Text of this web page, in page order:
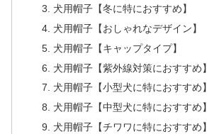
犬用帽子【冬に特におすすめ】
犬用帽子【おしゃれなデザイン】
犬用帽子【キャップタイプ】
犬用帽子【紫外線対策におすすめ】
犬用帽子【小型犬に特におすすめ】
犬用帽子【中型犬に特におすすめ】
犬用帽子【チワワに特におすすめ】